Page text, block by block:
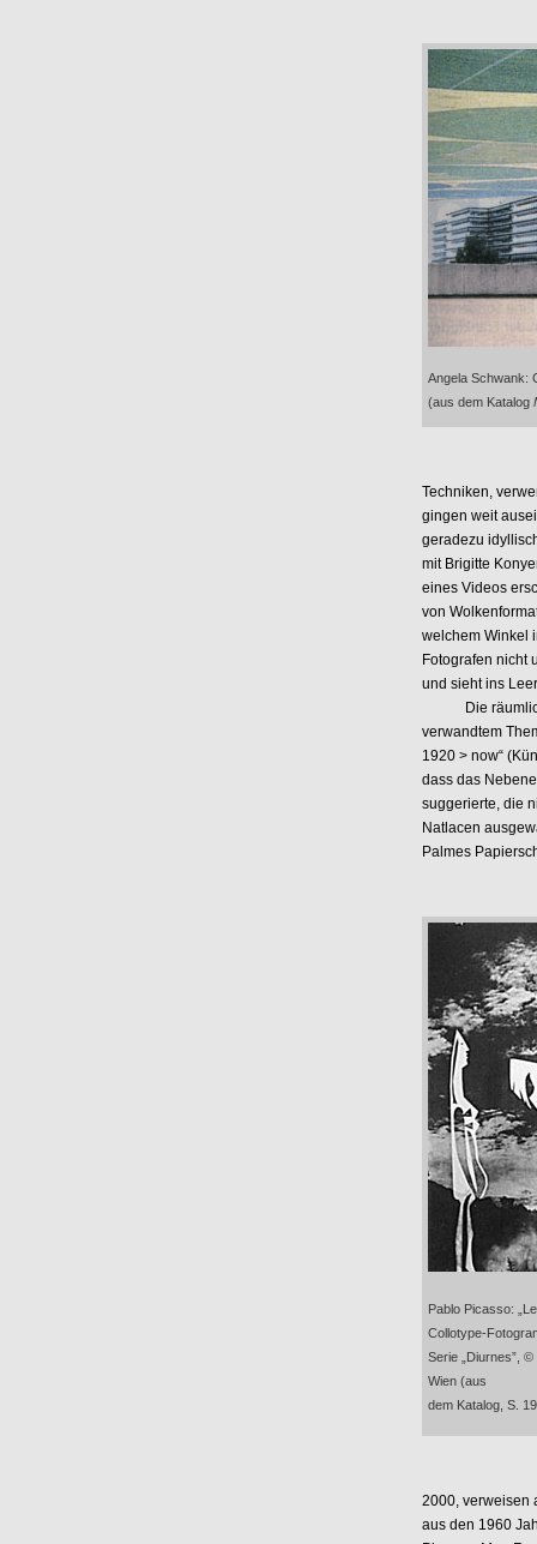
Angela Schwank:
(aus dem Katalog
Techniken,
gingen weit
geradezu
mit Brigitte
eines Videos
von
welchem Winkel
Fotografen nicht
und sieht ins
Die räumlich
verwandtem
1920 > now“
dass das
suggerierte, die
Natlacen
Palmes
Pablo Picasso:
Collotype-
Serie „Diurnes”,
Wien (aus
dem Katalog, S.
2000, verweisen
aus den 1960